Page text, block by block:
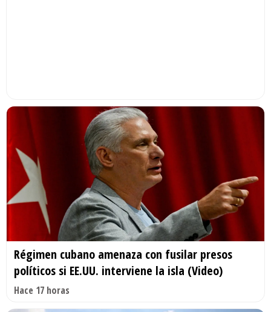
Régimen cubano amenaza con fusilar presos
políticos si EE.UU. interviene la isla (Video)
Hace 17 horas